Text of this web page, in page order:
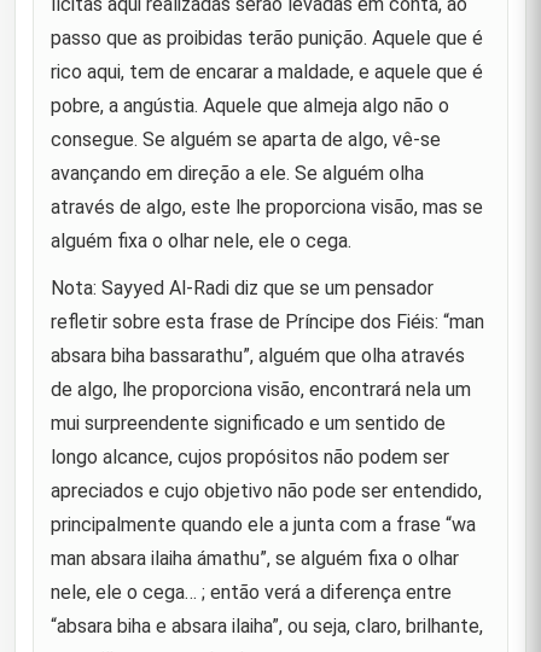
7 Os hipócritas
8 Sobre Zubayr em um momento apropriado.
9 Covardia de seus inimigos na Batalha do Camelo
10 Talha e Zubayr
Camelo ao seu filho Muhammad.
12
Quando, após sua vitória na Batalha do Camelo,
um de seus camaradas disse: "Gostaria que meu
pudesse ter visto o su
13 Condenando o povo de Basra
14 Também em condenação ao povo de Basra
15
Após retomar as concessões de terras feitas por
Uthman
passo que as proibidas terão punição. Aquele que é
rico aqui, tem de encarar a maldade, e aquele que é
pobre, a angústia. Aquele que almeja algo não o
consegue. Se alguém se aparta de algo, vê-se
avançando em direção a ele. Se alguém olha
através de algo, este lhe proporciona visão, mas se
alguém fixa o olhar nele, ele o cega.
Nota: Sayyed Al-Radi diz que se um pensador
refletir sobre esta frase de Príncipe dos Fiéis: “man
absara biha bassarathu”, alguém que olha através
de algo, lhe proporciona visão, encontrará nela um
mui surpreendente significado e um sentido de
longo alcance, cujos propósitos não podem ser
apreciados e cujo objetivo não pode ser entendido,
principalmente quando ele a junta com a frase “wa
man absara ilaiha ámathu”, se alguém fixa o olhar
nele, ele o cega… ; então verá a diferença entre
“absara biha e absara ilaiha”, ou seja, claro, brilhante,